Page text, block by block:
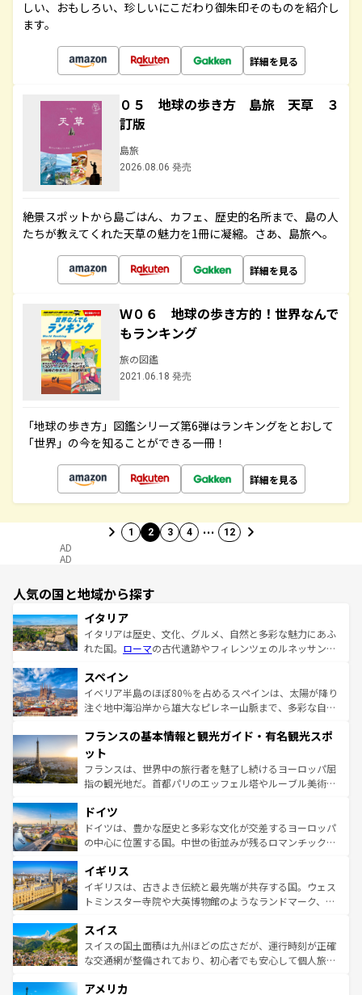
しい、おもしろい、珍しいにこだわり御朱印そのものを紹介し
ます。
詳細を見る
０５ 地球の歩き方 島旅 天草 ３
訂版
島旅
2026.08.06 発売
絶景スポットから島ごはん、カフェ、歴史的名所まで、島の人
たちが教えてくれた天草の魅力を1冊に凝縮。さあ、島旅へ。
詳細を見る
Ｗ０６ 地球の歩き方的！世界なんで
もランキング
旅の図鑑
2021.06.18 発売
「地球の歩き方」図鑑シリーズ第6弾はランキングをとおして
「世界」の今を知ることができる一冊！
詳細を見る
1 2 3 4 … 12
AD
AD
人気の国と地域から探す
イタリア
イタリアは歴史、文化、グルメ、自然と多彩な魅力にあふ
れた国。 ローマの古代遺跡やフィレンツェのルネッサンス
ろん、トスカーナの美しい田園風景やアマルフィ海岸の絶
景など、自然景観も見逃せない。観光の合間には、本場の
ピザやパスタなど、絶品のイタリア料理を堪能することも
ませてくれるイタリアで、忘れられない旅をしてみよう！
なお、新着のイタリア情報は
しい。
スペイン
イベリア半島のほぼ80％を占めるスペインは、太陽が降り
注ぐ地中海沿岸から雄大なピレネー山脈まで、多彩な自然
文化が根付くこの国では、情熱的なフラメンコ、熱気あふ
れる闘牛、そして美味しいタパスが生活の一部となってい
る。首都マドリードの洗練された雰囲気や、バルセロナの
アートに溢れた街角から、地方では古代ローマ遺跡や中世
せる。地方によって風土や気候が異なるスペインはその個
性で訪れる人を魅了する。 なお、新着のスペイン情報は コ
ンテンツ一覧を参照してほしい。
フランスの基本情報と観光ガイド・有名観光スポ
ット
フランスは、世界中の旅行者を魅了し続けるヨーロッパ屈
指の観光地だ。首都パリのエッフェル塔やルーブル美術館
で、幅広い魅力が詰まっている。華麗な宮殿、歴史的な大
聖堂、美しいビーチ、そして豊かな自然が、訪れる者を心
から魅了する。また、フランスは美食の国としても知ら
いる。シャンパンの発祥地であるランス、プロヴァンスの
香り高いラベンダー畑など、多彩な楽しみ方が可能だ。さ
らに、パリ以外の地域にも魅力が溢れており、どの街角に
れる地方に足を運ぶとそれぞれで全く異なる文化を体験で
きるだろう。 なお、新着のフランス情報はコンテンツ一覧
を参照してほしい。
ドイツ
ドイツは、豊かな歴史と多彩な文化が交差するヨーロッパ
の中心に位置する国。中世の街並みが残るロマンチック街
顔を持つこの国は、どこを歩いても飽きることがない。ベ
ルリンの文化的活気、バイエルン州のアルプスの絶景、そ
してライン川沿いのワイン畑といった風景は必見。ビール
は、お酒好きな人にはぜひ体験してほしい。 なお、新着の
ドイツ情報はコンテンツ一覧を参照してほしい。
イギリス
イギリスは、古きよき伝統と最先端が共存する国。ウェス
トミンスター寺院や大英博物館のようなランドマーク、歴
リアごとに異なる魅力がある。また、優雅なアフタヌーン
ティー、ビール好きにはたまらない英国パブ、サッカー観
戦など、本場だからこそできる体験も豊富。イギリスを旅
ンツ一覧を参照してほしい。
スイス
スイスの国土面積は九州ほどの広さだが、運行時刻が正確
な交通網が整備されており、初心者でも安心して個人旅行
の建物がそのまま残る町や、スイスならではのユニークな
アメリカ